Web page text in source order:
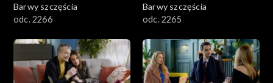
Barwy szczęścia
odc. 2266
Barwy szczęścia
odc. 2265